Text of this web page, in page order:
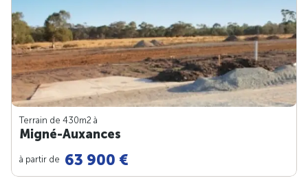
Terrain de 430m2 à
Migné-Auxances
à partir de 63 900 €